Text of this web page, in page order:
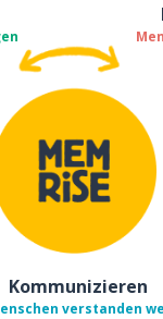
Kommunizieren
verstanden